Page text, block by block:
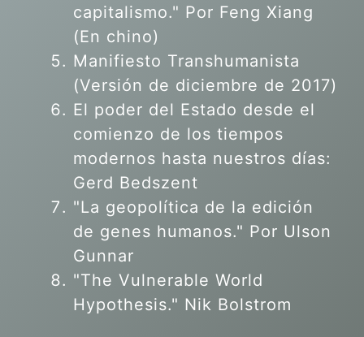
capitalismo." Por Feng Xiang
(En chino)
Manifiesto Transhumanista
(Versión de diciembre de 2017)
El poder del Estado desde el
comienzo de los tiempos
modernos hasta nuestros días:
Gerd Bedszent
"La geopolítica de la edición
de genes humanos." Por Ulson
Gunnar
"The Vulnerable World
Hypothesis." Nik Bolstrom